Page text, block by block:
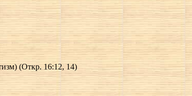
(Откр. 16:12, 14)